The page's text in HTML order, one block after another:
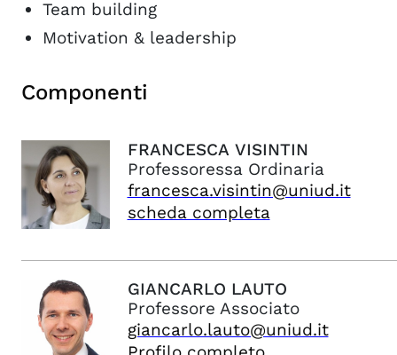
Team building
Motivation & leadership
Componenti
FRANCESCA VISINTIN
Professoressa Ordinaria
francesca.visintin@uniud.it
scheda completa
GIANCARLO LAUTO
Professore Associato
giancarlo.lauto@uniud.it